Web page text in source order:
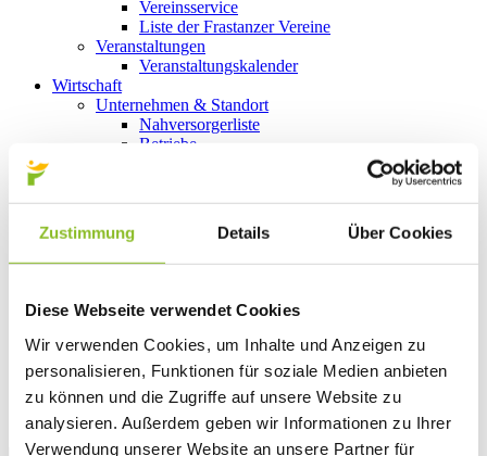
Zustimmung Details Über Cookies
Diese Webseite verwendet Cookies
Wir verwenden Cookies, um Inhalte und Anzeigen zu
personalisieren, Funktionen für soziale Medien anbieten
zu können und die Zugriffe auf unsere Website zu
analysieren. Außerdem geben wir Informationen zu Ihrer
Verwendung unserer Website an unsere Partner für
Vereinsservice
Liste der Frastanzer Vereine
Veranstaltungen
Veranstaltungskalender
Wirtschaft
Unternehmen & Standort
Nahversorgerliste
Betriebe
Wige Frastanz
Wirtschaftsgemeinschaft
Herbstmarkt
Der Walgauer
Gastronomie
Unterkünfte
Wandern in Frastanz
Naturbad Untere Au
Schwimmbad Felsenau
Vorarlberger Museumswelt
Tabakausstellung